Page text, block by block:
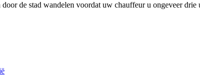
de stad wandelen voordat uw chauffeur u ongeveer